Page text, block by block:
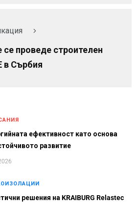
проведе строителен
в Сърбия
ефективност като основа
развитие
решения на KRAIBURG Relastec